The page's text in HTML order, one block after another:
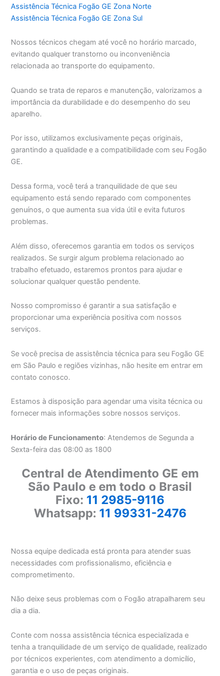
Assistência Técnica Fogão GE Zona Norte
Assistência Técnica Fogão GE Zona Sul
Nossos técnicos chegam até você no horário marcado,
evitando qualquer transtorno ou inconveniência
relacionada ao transporte do equipamento.
Quando se trata de reparos e manutenção, valorizamos a
importância da durabilidade e do desempenho do seu
aparelho.
Por isso, utilizamos exclusivamente peças originais,
garantindo a qualidade e a compatibilidade com seu Fogão
GE.
Dessa forma, você terá a tranquilidade de que seu
equipamento está sendo reparado com componentes
genuínos, o que aumenta sua vida útil e evita futuros
problemas.
Além disso, oferecemos garantia em todos os serviços
realizados. Se surgir algum problema relacionado ao
trabalho efetuado, estaremos prontos para ajudar e
solucionar qualquer questão pendente.
Nosso compromisso é garantir a sua satisfação e
proporcionar uma experiência positiva com nossos
serviços.
Se você precisa de assistência técnica para seu Fogão GE
em São Paulo e regiões vizinhas, não hesite em entrar em
contato conosco.
Estamos à disposição para agendar uma visita técnica ou
fornecer mais informações sobre nossos serviços.
Horário de Funcionamento: Atendemos de Segunda a
Sexta-feira das 08:00 as 1800
Central de Atendimento GE em
São Paulo e em todo o Brasil
Fixo: 11 2985-9116
Whatsapp: 11 99331-2476
Nossa equipe dedicada está pronta para atender suas
necessidades com profissionalismo, eficiência e
comprometimento.
Não deixe seus problemas com o Fogão atrapalharem seu
dia a dia.
Conte com nossa assistência técnica especializada e
tenha a tranquilidade de um serviço de qualidade, realizado
por técnicos experientes, com atendimento a domicílio,
garantia e o uso de peças originais.